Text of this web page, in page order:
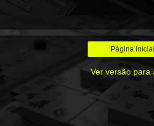
Página inicial
Ver versão para